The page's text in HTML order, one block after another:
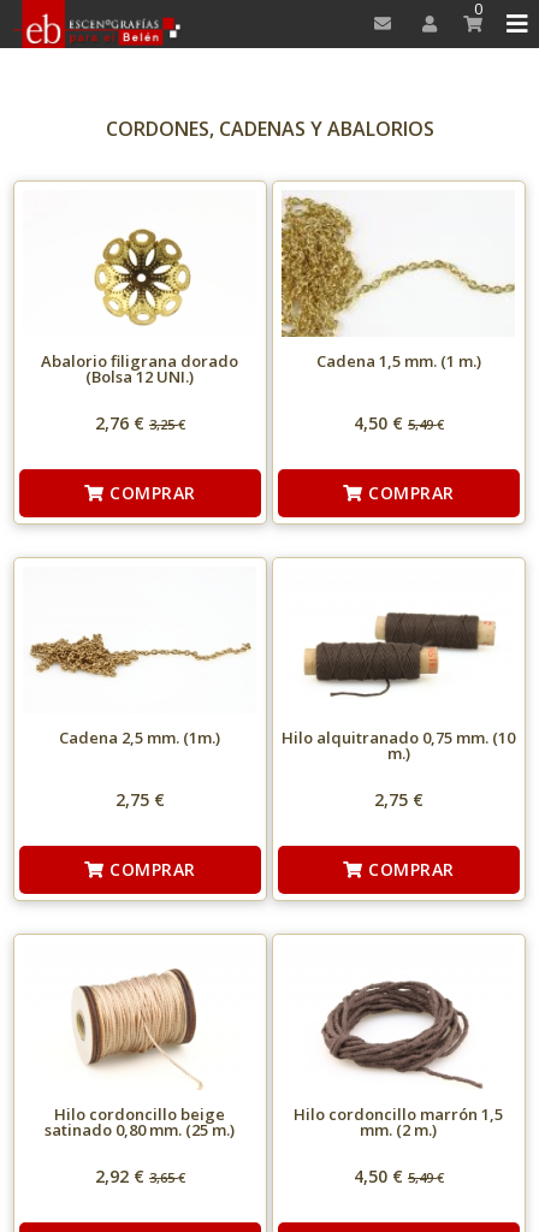
0
CORDONES, CADENAS Y ABALORIOS
Abalorio filigrana dorado
(Bolsa 12 UNI.)
2,76 € 3,25€
COMPRAR
Cadena 1,5 mm. (1 m.)
4,50 € 5,49€
COMPRAR
Cadena 2,5 mm. (1m.)
2,75 €
COMPRAR
Hilo alquitranado 0,75 mm. (10
m.)
2,75 €
COMPRAR
Hilo cordoncillo beige
satinado 0,80 mm. (25 m.)
2,92 € 3,65€
Hilo cordoncillo marrón 1,5
mm. (2 m.)
4,50 € 5,49€